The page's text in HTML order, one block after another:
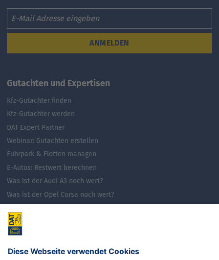
ANMELDEN
Gutachten und Expertisen
Kfz-Gutachter finden
Kfz-Gutachter werden
DAT Expert Partner
Webinar: Gutachten erstellen
Fuhrpark & Flotten managen
E-Autos: Restwert berechnen
Was ist der Audi A3 noch wert?
Was ist der Opel Corsa noch wert?
Was ist der VW Golf noch wert?
E-Mobilität in Deutschland
Karriere